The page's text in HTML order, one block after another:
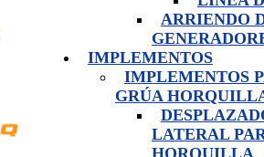
ARRIENDO
IMPLEMENTOS
IMPLEMENTOS
GRÚA
LATERAL
HORQUILLA